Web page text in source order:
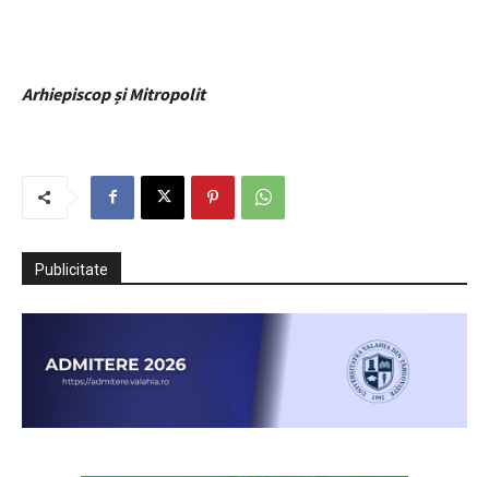
Arhiepiscop și Mitropolit
Publicitate